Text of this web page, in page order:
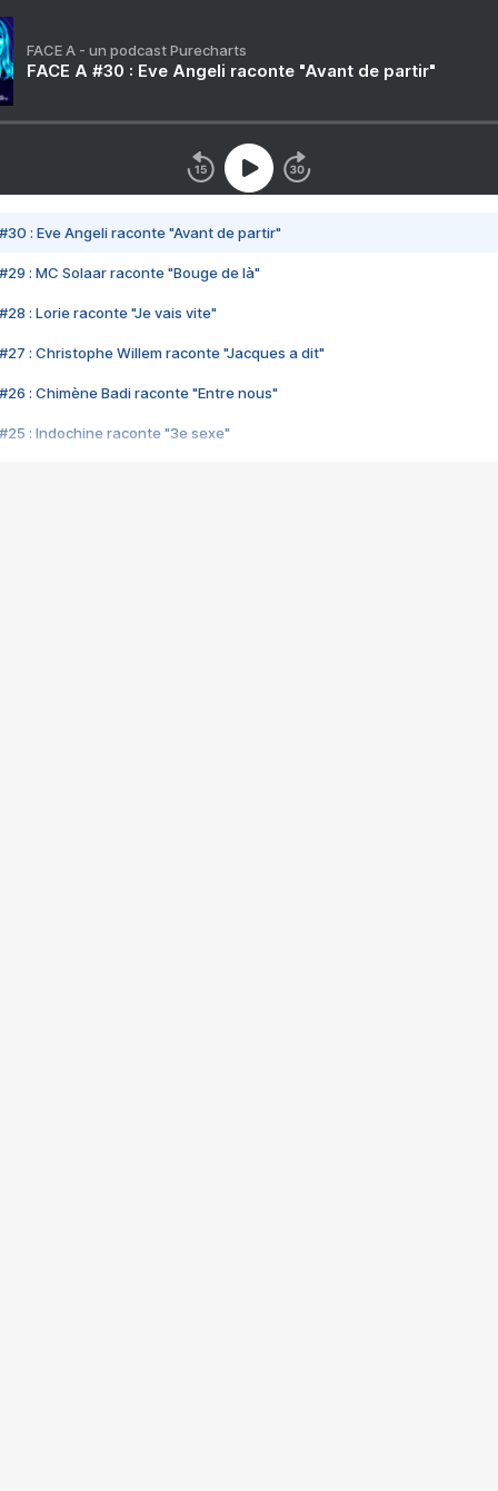
FACE A - un podcast Purecharts
FACE A #30 : Eve Angeli raconte "Avant de partir"
#30 : Eve Angeli raconte "Avant de partir"
#29 : MC Solaar raconte "Bouge de là"
#28 : Lorie raconte "Je vais vite"
#27 : Christophe Willem raconte "Jacques a dit"
#26 : Chimène Badi raconte "Entre nous"
#25 : Indochine raconte "3e sexe"